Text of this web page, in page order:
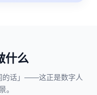
什么
的话」——这正是数字人
。